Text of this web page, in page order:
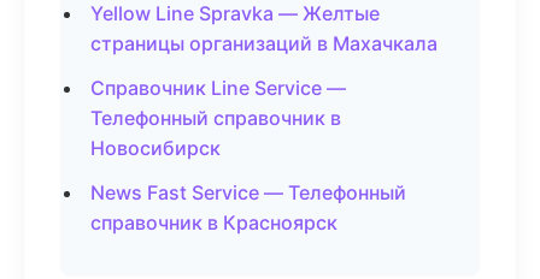
Yellow Line Spravka — Желтые
страницы организаций в Махачкала
Справочник Line Service —
Телефонный справочник в
Новосибирск
News Fast Service — Телефонный
справочник в Красноярск